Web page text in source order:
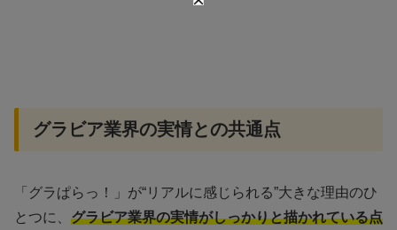
グラビア業界の実情との共通点
「グラぱらっ！」が“リアルに感じられる”大きな理由のひ
とつに、 グラビア業界の実情がしっかりと描かれている点